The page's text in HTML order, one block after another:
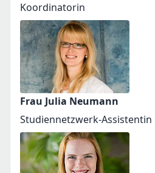
Koordinatorin
Frau Julia Neumann
Studiennetzwerk-Assistentin